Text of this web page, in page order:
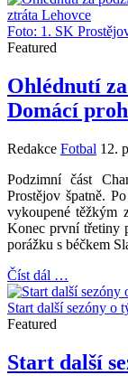
Foto: 1. SK
Featured
Ohlédnutí
Domácí
Redakce Fotbal 12.
Podzimní část
Prostějov špatně.
vykoupené těžkým
Konec první třetiny
porážku s béčkem
Číst dál …
Start další sezóny o
Featured
Start další